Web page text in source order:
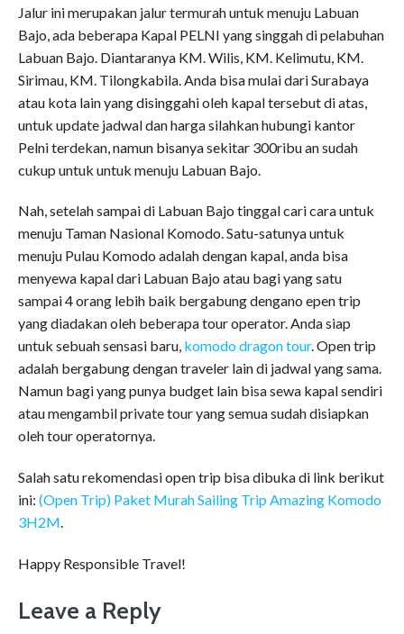
Jalur ini merupakan jalur termurah untuk menuju Labuan
Bajo, ada beberapa Kapal PELNI yang singgah di pelabuhan
Labuan Bajo. Diantaranya KM. Wilis, KM. Kelimutu, KM.
Sirimau, KM. Tilongkabila. Anda bisa mulai dari Surabaya
atau kota lain yang disinggahi oleh kapal tersebut di atas,
untuk update jadwal dan harga silahkan hubungi kantor
Pelni terdekan, namun bisanya sekitar 300ribu an sudah
cukup untuk untuk menuju Labuan Bajo.
Nah, setelah sampai di Labuan Bajo tinggal cari cara untuk
menuju Taman Nasional Komodo. Satu-satunya untuk
menuju Pulau Komodo adalah dengan kapal, anda bisa
menyewa kapal dari Labuan Bajo atau bagi yang satu
sampai 4 orang lebih baik bergabung dengano epen trip
yang diadakan oleh beberapa tour operator. Anda siap
untuk sebuah sensasi baru, komodo dragon tour. Open trip
adalah bergabung dengan traveler lain di jadwal yang sama.
Namun bagi yang punya budget lain bisa sewa kapal sendiri
atau mengambil private tour yang semua sudah disiapkan
oleh tour operatornya.
Salah satu rekomendasi open trip bisa dibuka di link berikut
ini: (Open Trip) Paket Murah Sailing Trip Amazing Komodo
3H2M.
Happy Responsible Travel!
Leave a Reply